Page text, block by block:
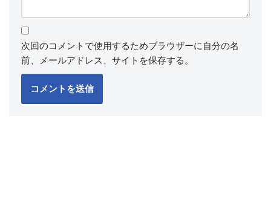
次回のコメントで使用するためブラウザーに自分の名
前、メールアドレス、サイトを保存する。